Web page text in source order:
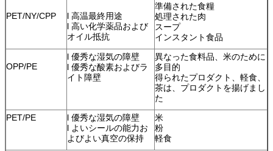
PET/NY/CPP
l 高温最終用途
l 高い化学薬品および
オイル抵抗
準備された食糧
処理された肉
スープ
インスタント食品
OPP/PE
l 優秀な湿気の障壁
l 優秀な酸素およびラ
イト障壁
異なった食料品、米のために
多目的
得られたプロダクト、軽食、
茶は、プロダクトを揚げまし
た
PET/PE
l 優秀な湿気の障壁
l よいシールの能力お
よびよい真空の保持
米
粉
軽食